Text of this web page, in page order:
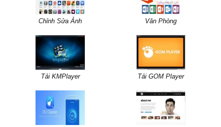
Chỉnh Sửa Ảnh Văn Phòng
Tải KMPlayer Tải GOM Player